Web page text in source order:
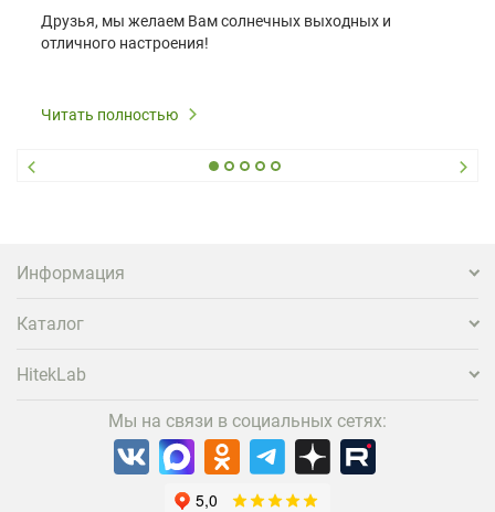
Друзья, мы желаем Вам солнечных выходных и
отличного настроения!
Читать полностью
Информация
Каталог
HitekLab
Мы на связи в социальных сетях: